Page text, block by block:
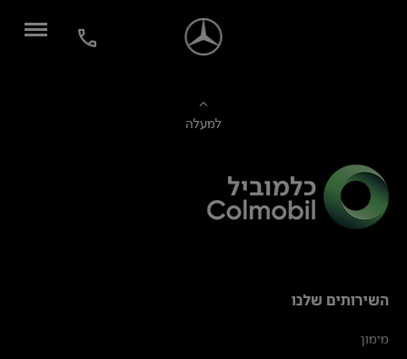
למעלה
השירותים שלנו
מימון